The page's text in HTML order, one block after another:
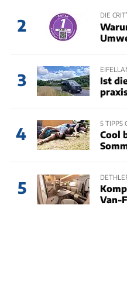
2
DIE
3
Ist
4
5 TIPPS
Cool
5
Van-